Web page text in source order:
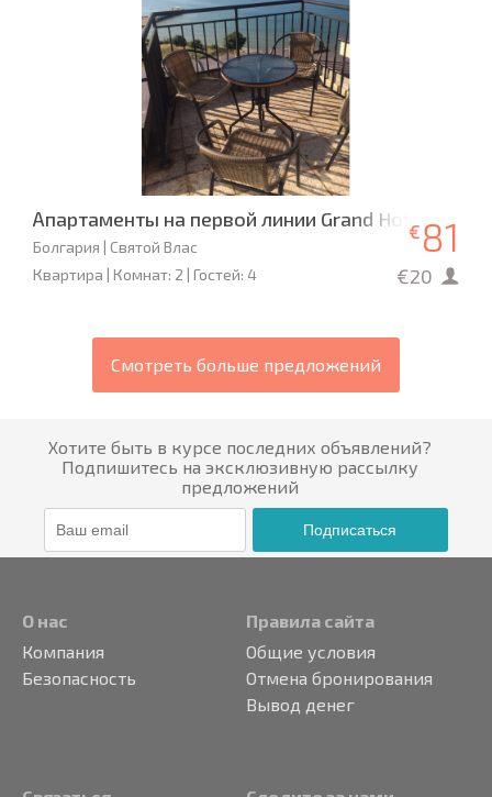
Апартаменты на первой линии Grand Hotel Sveti
Болгария | Святой Влас
Квартира | Комнат: 2 | Гостей: 4
€ 81
€20
Смотреть больше предложений
Хотите быть в курсе последних объявлений?
Подпишитесь на эксклюзивную рассылку
предложений
Подписаться
О нас
Компания
Безопасность
Правила сайта
Общие условия
Отмена бронирования
Вывод денег